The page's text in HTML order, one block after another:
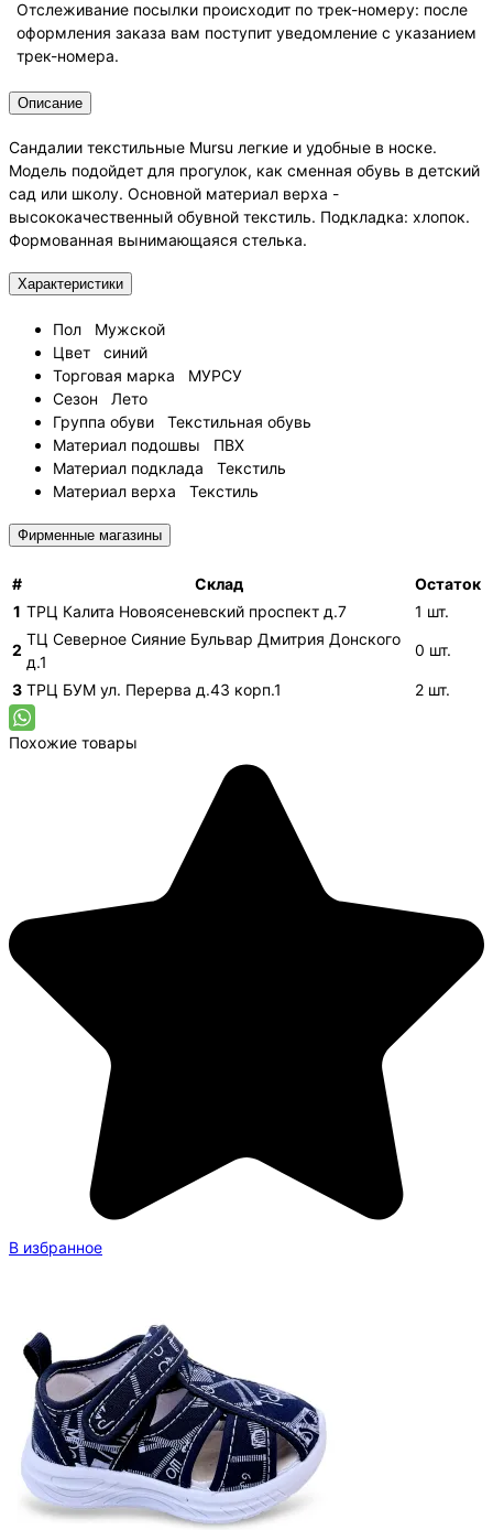
Отслеживание посылки происходит по трек-номеру: после
оформления заказа вам поступит уведомление с указанием
трек-номера.
Описание
Сандалии текстильные Mursu легкие и удобные в носке.
Модель подойдет для прогулок, как сменная обувь в детский
сад или школу. Основной материал верха -
высококачественный обувной текстиль. Подкладка: хлопок.
Формованная вынимающаяся стелька.
Характеристики
Пол
Мужской
Цвет
синий
Торговая марка
МУРСУ
Сезон
Лето
Группа обуви
Текстильная обувь
Материал подошвы
ПВХ
Материал подклада
Текстиль
Материал верха
Текстиль
Фирменные магазины
# Склад
Остаток
1 ТРЦ Калита Новоясеневский проспект д.7 1 шт.
2
ТЦ Северное Сияние Бульвар Дмитрия Донского
д.1
0 шт.
3 ТРЦ БУМ ул. Перерва д.43 корп.1 2 шт.
Похожие товары
В избранное